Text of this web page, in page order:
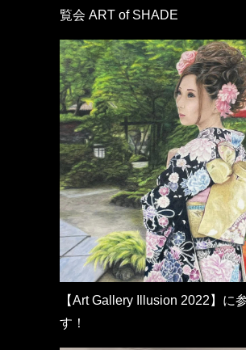
覧会 ART of SHADE
【Art Gallery Illusion 2022】に
す！